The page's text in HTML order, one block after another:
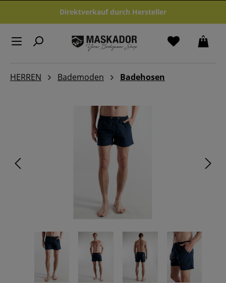
Zum Hauptinhalt springenDirektverkauf durch Hersteller
HERREN Bademoden Badehosen